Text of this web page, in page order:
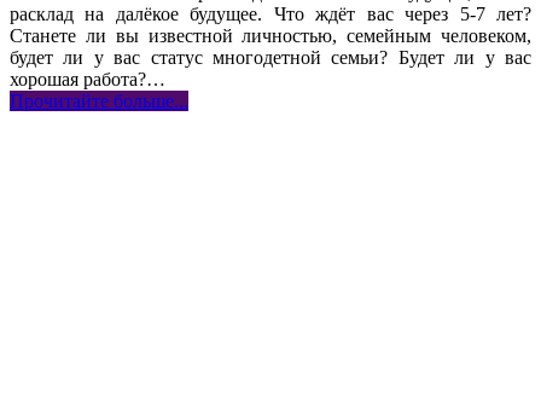
расклад на далёкое будущее. Что ждёт вас через 5-7 лет?
Станете ли вы известной личностью, семейным человеком,
будет ли у вас статус многодетной семьи? Будет ли у вас
хорошая работа?…
Прочитайте больше...